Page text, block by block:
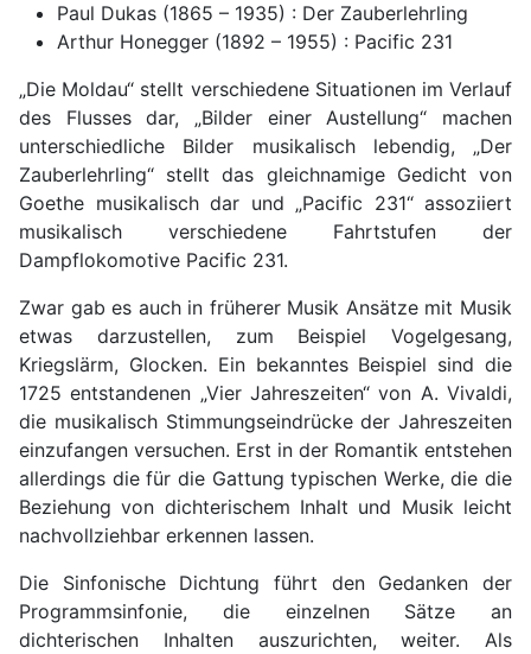
Paul Dukas (1865 – 1935) : Der Zauberlehrling
Arthur Honegger (1892 – 1955) : Pacific 231
„Die Moldau“ stellt verschiedene Situationen im Verlauf
des Flusses dar, „Bilder einer Austellung“ machen
unterschiedliche Bilder musikalisch lebendig, „Der
Zauberlehrling“ stellt das gleichnamige Gedicht von
Goethe musikalisch dar und „Pacific 231“ assoziiert
musikalisch verschiedene Fahrtstufen der
Dampflokomotive Pacific 231.
Zwar gab es auch in früherer Musik Ansätze mit Musik
etwas darzustellen, zum Beispiel Vogelgesang,
Kriegslärm, Glocken. Ein bekanntes Beispiel sind die
1725 entstandenen „Vier Jahreszeiten“ von A. Vivaldi,
die musikalisch Stimmungseindrücke der Jahreszeiten
einzufangen versuchen. Erst in der Romantik entstehen
allerdings die für die Gattung typischen Werke, die die
Beziehung von dichterischem Inhalt und Musik leicht
nachvollziehbar erkennen lassen.
Die Sinfonische Dichtung führt den Gedanken der
Programmsinfonie, die einzelnen Sätze an
dichterischen Inhalten auszurichten, weiter. Als